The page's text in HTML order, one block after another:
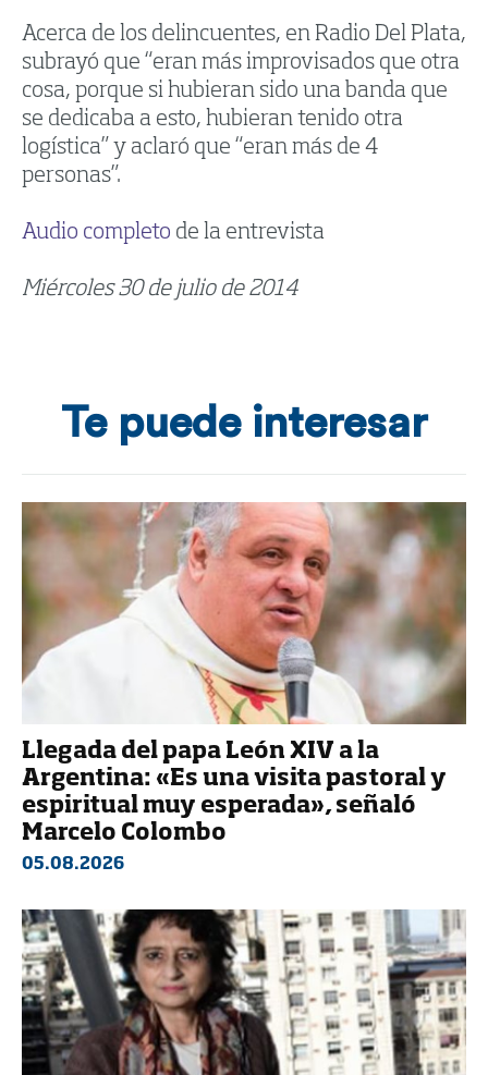
Acerca de los delincuentes, en Radio Del Plata,
subrayó que “eran más improvisados que otra
cosa, porque si hubieran sido una banda que
se dedicaba a esto, hubieran tenido otra
logística” y aclaró que “eran más de 4
personas”.
Audio completo de la entrevista
Miércoles 30 de julio de 2014
Te puede interesar
Llegada del papa León XIV a la
Argentina: «Es una visita pastoral y
espiritual muy esperada», señaló
Marcelo Colombo
05.08.2026